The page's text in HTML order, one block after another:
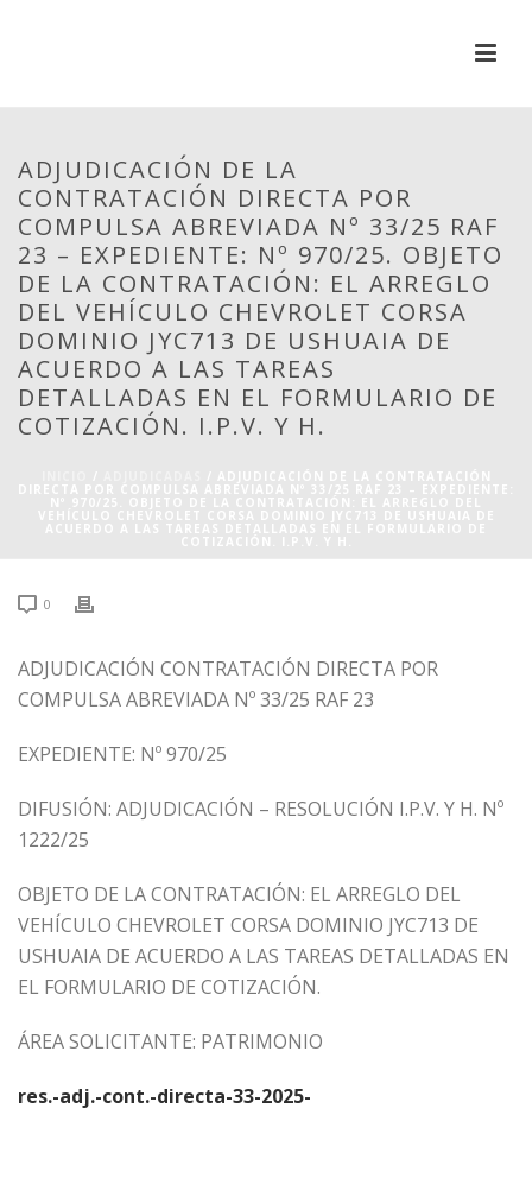
ADJUDICACIÓN DE LA
CONTRATACIÓN DIRECTA POR
COMPULSA ABREVIADA Nº 33/25 RAF
23 – EXPEDIENTE: Nº 970/25. OBJETO
DE LA CONTRATACIÓN: EL ARREGLO
DEL VEHÍCULO CHEVROLET CORSA
DOMINIO JYC713 DE USHUAIA DE
ACUERDO A LAS TAREAS
DETALLADAS EN EL FORMULARIO DE
COTIZACIÓN. I.P.V. Y H.
0
ADJUDICACIÓN CONTRATACIÓN DIRECTA POR
COMPULSA ABREVIADA Nº 33/25 RAF 23
EXPEDIENTE: Nº 970/25
DIFUSIÓN: ADJUDICACIÓN – RESOLUCIÓN I.P.V. Y H. Nº
1222/25
OBJETO DE LA CONTRATACIÓN: EL ARREGLO DEL
VEHÍCULO CHEVROLET CORSA DOMINIO JYC713 DE
USHUAIA DE ACUERDO A LAS TAREAS DETALLADAS EN
EL FORMULARIO DE COTIZACIÓN.
ÁREA SOLICITANTE: PATRIMONIO
res.-adj.-cont.-directa-33-2025-